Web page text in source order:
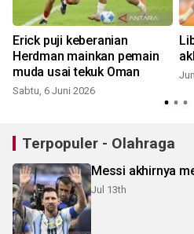
Erick puji keberanian
Herdman mainkan pemain
muda usai tekuk Oman
Sabtu, 6 Juni 2026
Terpopuler - Olahraga
Messi akhirnya
Jul 13th